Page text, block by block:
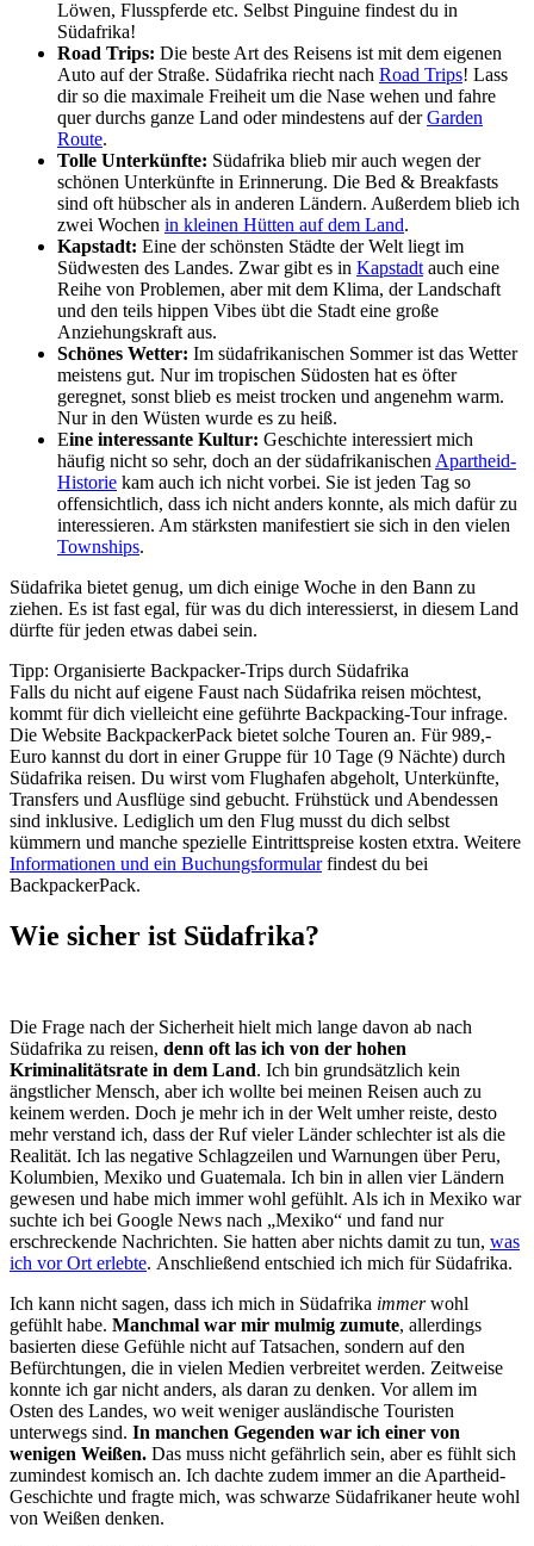
Löwen, Flusspferde etc. Selbst Pinguine findest du in
Südafrika!
Road Trips: Die beste Art des Reisens ist mit dem eigenen
Auto auf der Straße. Südafrika riecht nach Road Trips! Lass
dir so die maximale Freiheit um die Nase wehen und fahre
quer durchs ganze Land oder mindestens auf derGarden
Route.
Tolle Unterkünfte: Südafrika blieb mir auch wegen der
schönen Unterkünfte in Erinnerung. Die Bed & Breakfasts
sind oft hübscher als in anderen Ländern. Außerdem blieb ich
zwei Wochen in kleinen Hütten auf dem Land.
Kapstadt: Eine der schönsten Städte der Welt liegt im
Südwesten des Landes. Zwar gibt es in Kapstadt auch eine
Reihe von Problemen, aber mit dem Klima, der Landschaft
und den teils hippen Vibes übt die Stadt eine große
Anziehungskraft aus.
Schönes Wetter: Im südafrikanischen Sommer ist das Wetter
meistens gut. Nur im tropischen Südosten hat es öfter
geregnet, sonst blieb es meist trocken und angenehm warm.
Nur in den Wüsten wurde es zu heiß.
Eine interessante Kultur: Geschichte interessiert mich
häufig nicht so sehr, doch an der südafrikanischen Apartheid-
Historie kam auch ich nicht vorbei. Sie ist jeden Tag so
offensichtlich, dass ich nicht anders konnte, als mich dafür zu
interessieren. Am stärksten manifestiert sie sich in den vielen
Townships.
Südafrika bietet genug, um dich einige Woche in den Bann zu
ziehen. Es ist fast egal, für was du dich interessierst, in diesem Land
dürfte für jeden etwas dabei sein.
Tipp: Organisierte Backpacker-Trips durch Südafrika
Falls du nicht auf eigene Faust nach Südafrika reisen möchtest,
kommt für dich vielleicht eine geführte Backpacking-Tour infrage.
Die Website BackpackerPack bietet solche Touren an. Für 989,-
Euro kannst du dort in einer Gruppe für 10 Tage (9 Nächte) durch
Südafrika reisen. Du wirst vom Flughafen abgeholt, Unterkünfte,
Transfers und Ausflüge sind gebucht. Frühstück und Abendessen
sind inklusive. Lediglich um den Flug musst du dich selbst
kümmern und manche spezielle Eintrittspreise kosten etxtra. Weitere
Informationen und ein Buchungsformularfindest du bei
BackpackerPack.
Wie sicher ist Südafrika?
Die Frage nach der Sicherheit hielt mich lange davon ab nach
Südafrika zu reisen, denn oft las ich von der hohen
Kriminalitätsrate in dem Land. Ich bin grundsätzlich kein
ängstlicher Mensch, aber ich wollte bei meinen Reisen auch zu
keinem werden. Doch je mehr ich in der Welt umher reiste, desto
mehr verstand ich, dass der Ruf vieler Länder schlechter ist als die
Realität. Ich las negative Schlagzeilen und Warnungen über Peru,
Kolumbien, Mexiko und Guatemala. Ich bin in allen vier Ländern
gewesen und habe mich immer wohl gefühlt. Als ich in Mexiko war
suchte ich bei Google News nach „Mexiko“ und fand nur
erschreckende Nachrichten. Sie hatten aber nichts damit zu tun, was
ich vor Ort erlebte. Anschließend entschied ich mich für Südafrika.
Ich kann nicht sagen, dass ich mich in Südafrika immerwohl
gefühlt habe. Manchmal war mir mulmig zumute, allerdings
basierten diese Gefühle nicht auf Tatsachen, sondern auf den
Befürchtungen, die in vielen Medien verbreitet werden. Zeitweise
konnte ich gar nicht anders, als daran zu denken. Vor allem im
Osten des Landes, wo weit weniger ausländische Touristen
unterwegs sind. In manchen Gegenden war ich einer von
wenigen Weißen. Das muss nicht gefährlich sein, aber es fühlt sich
zumindest komisch an. Ich dachte zudem immer an die Apartheid-
Geschichte und fragte mich, was schwarze Südafrikaner heute wohl
von Weißen denken.